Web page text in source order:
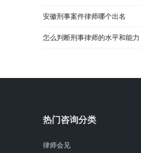
安徽刑事案件律师哪个出名
怎么判断刑事律师的水平和能力
热门咨询分类
律师会见